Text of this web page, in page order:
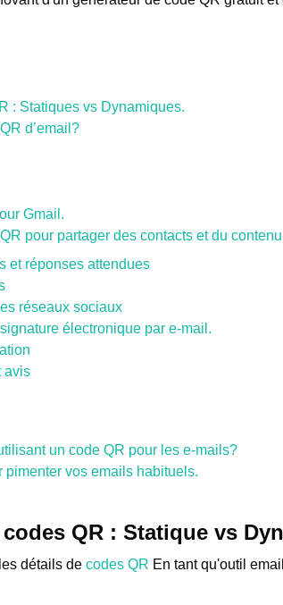
: Statiques vs Dynamiques.
d’email?
Gmail.
pour partager des contacts et du
et réponses attendues
réseaux sociaux
électronique par e-mail.
avis
un code QR pour les e-mails?
vos emails habituels.
QR : Statique vs
détails de codes QR En tant qu'outil